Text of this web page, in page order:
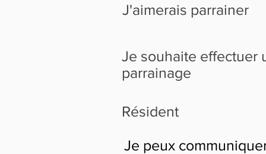
J'aimerais parrainer
Je souhaite effectuer
parrainage
Résident
Je peux